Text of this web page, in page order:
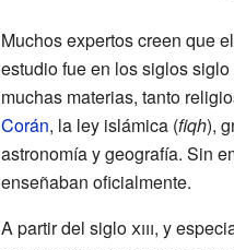
Muchos expertos creen que
estudio fue en los siglos siglo
muchas materias, tanto
Corán, la ley islámica (fiqh),
astronomía y geografía. Sin
enseñaban oficialmente.
A partir del sigloxiii, y